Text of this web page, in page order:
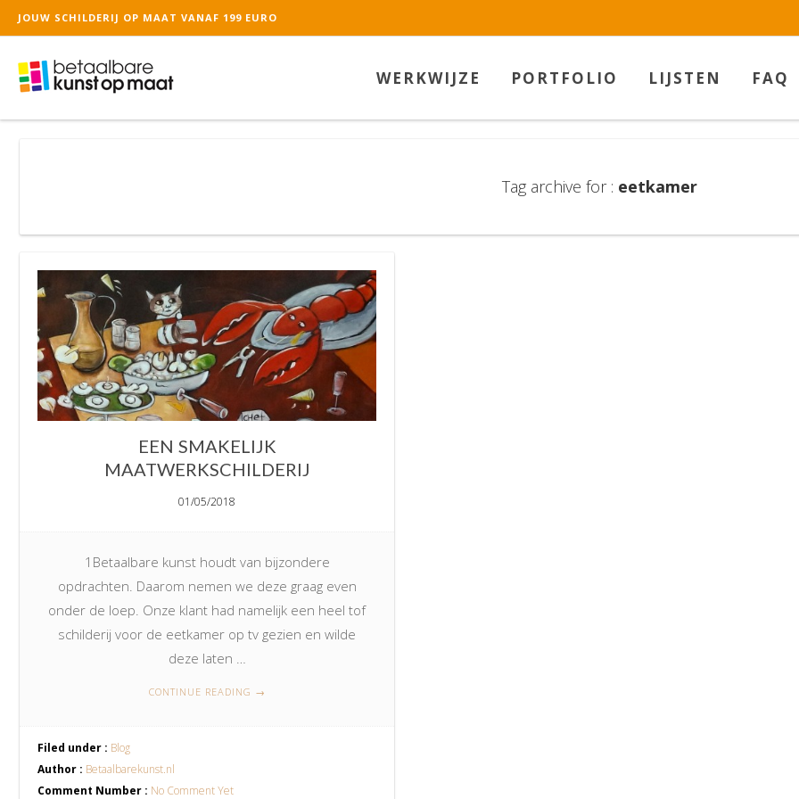
JOUW SCHILDERIJ OP MAAT VANAF 199 EURO
WERKWIJZE PORTFOLIO LIJSTEN FAQ
Tag archive for : eetkamer
EEN SMAKELIJK
MAATWERKSCHILDERIJ
01/05/2018
1Betaalbare kunst houdt van bijzondere
opdrachten. Daarom nemen we deze graag even
onder de loep. Onze klant had namelijk een heel tof
schilderij voor de eetkamer op tv gezien en wilde
deze laten …
CONTINUE READING →
Filed under : Blog
Author : Betaalbarekunst.nl
Comment Number : No Comment Yet
De waardering van www.betaalbarekunst.nl bij